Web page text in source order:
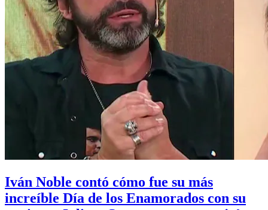
Iván Noble contó cómo fue su más
increíble Día de los Enamorados con su